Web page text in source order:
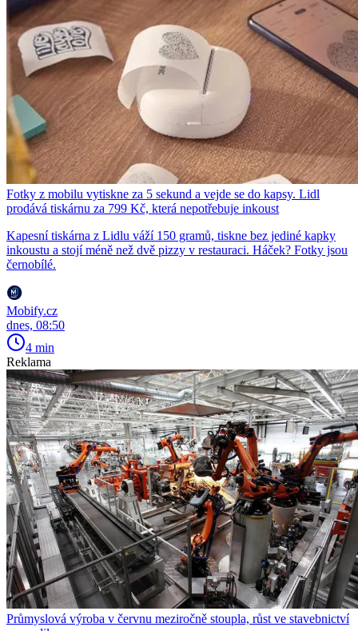
Fotky z mobilu vytiskne za 5 sekund a vejde se do kapsy. Lidl
prodává tiskárnu za 799 Kč, která nepotřebuje inkoust
Kapesní tiskárna z Lidlu váží 150 gramů, tiskne bez jediné kapky
inkoustu a stojí méně než dvě pizzy v restauraci. Háček? Fotky jsou
černobílé.
Mobify.cz
dnes, 08:50
4 min
Reklama
Průmyslová výroba v červnu meziročně stoupla, růst ve stavebnictví